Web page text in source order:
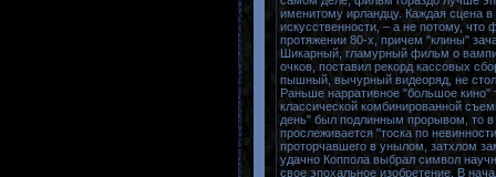
именитому ирландцу. Каждая сцена
искусственности, – а не потому,
протяжении 80-х, причем "клины"
Шикарный, гламурный фильм о
очков, поставил рекорд кассовых
пышный, вычурный видеоряд, не
Раньше нарративное "большое
классической комбинированной
день" был подлинным прорывом, то
прослеживается "тоска по
проторчавшего в унылом, затхлом
удачно Коппола выбрал символ
свое эпохальное изобретение. В